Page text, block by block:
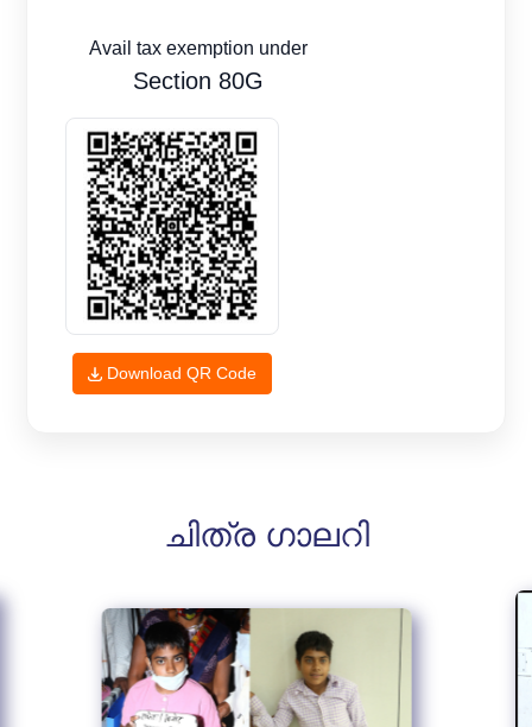
Avail tax exemption under
Section 80G
Download QR Code
ചിത്ര ഗാലറി